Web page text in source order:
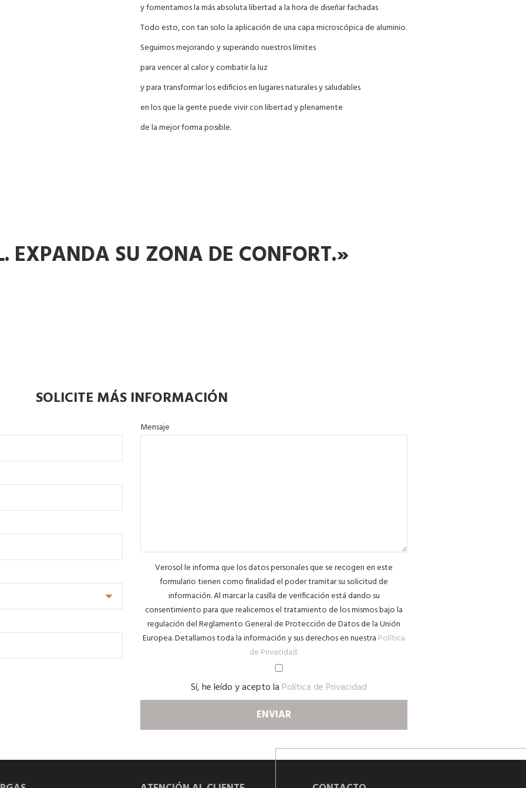
y fomentamos la más absoluta libertad a la hora de diseñar fachadas
Todo esto, con tan solo la aplicación de una capa microscópica de aluminio.
Seguimos mejorando y superando nuestros límites
para vencer al calor y combatir la luz
y para transformar los edificios en lugares naturales y saludables
en los que la gente puede vivir con libertad y plenamente
de la mejor forma posible.
EXPANDA SU ZONA DE CONFORT.»
SOLICITE MÁS INFORMACIÓN
Mensaje
Verosol le informa que los datos personales que se recogen en este
formulario tienen como finalidad el poder tramitar su solicitud de
información. Al marcar la casilla de verificación está dando su
consentimiento para que realicemos el tratamiento de los mismos bajo la
regulación del Reglamento General de Protección de Datos de la Unión
Europea. Detallamos toda la información y sus derechos en nuestra Política
de Privacidad.
Sí, he leído y acepto la Política de Privacidad